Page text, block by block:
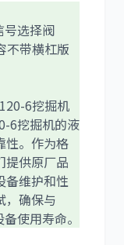
凯斯
号选择阀
不带横杠版
6挖掘机
6挖掘机的液
性。作为格
提供原厂品
备维护和性
，确保与
使用寿命。